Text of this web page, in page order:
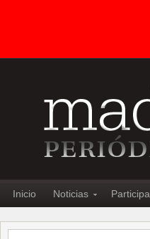
Inicio Noticias Participa